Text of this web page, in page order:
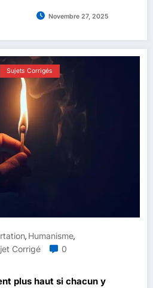
Novembre 27, 2025
Sujets Corrigés
, Humanisme,
Corrigé
0
plus haut si chacun y